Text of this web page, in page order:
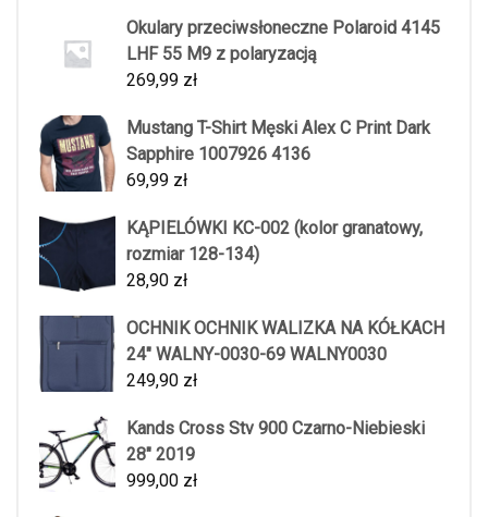
Okulary przeciwsłoneczne Polaroid 4145
LHF 55 M9 z polaryzacją
269,99 zł
Mustang T-Shirt Męski Alex C Print Dark
Sapphire 1007926 4136
69,99 zł
KĄPIELÓWKI KC-002 (kolor granatowy,
rozmiar 128-134)
28,90 zł
OCHNIK OCHNIK WALIZKA NA KÓŁKACH
24" WALNY-0030-69 WALNY0030
249,90 zł
Kands Cross Stv 900 Czarno-Niebieski
28" 2019
999,00 zł